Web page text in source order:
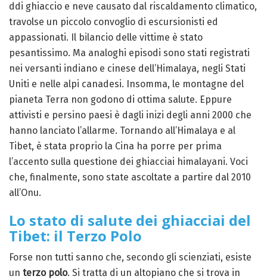
ddi ghiaccio e neve causato dal riscaldamento climatico,
travolse un piccolo convoglio di escursionisti ed
appassionati. Il bilancio delle vittime è stato
pesantissimo. Ma analoghi episodi sono stati registrati
nei versanti indiano e cinese dell’Himalaya, negli Stati
Uniti e nelle alpi canadesi. Insomma, le montagne del
pianeta Terra non godono di ottima salute. Eppure
attivisti e persino paesi è dagli inizi degli anni 2000 che
hanno lanciato l’allarme. Tornando all’Himalaya e al
Tibet, è stata proprio la Cina ha porre per prima
l’accento sulla questione dei ghiacciai himalayani. Voci
che, finalmente, sono state ascoltate a partire dal 2010
all’Onu.
Lo stato di salute dei ghiacciai del
Tibet: il Terzo Polo
Forse non tutti sanno che, secondo gli scienziati, esiste
un terzo polo. Si tratta di un altopiano che si trova in